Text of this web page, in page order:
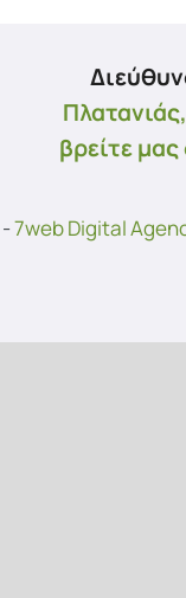
βρείτε
-7web Digital